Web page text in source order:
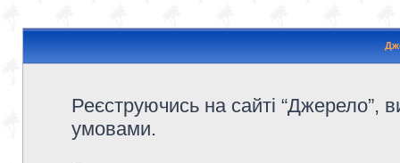
Реєструючись на сайті “Джерело”,
умовами.